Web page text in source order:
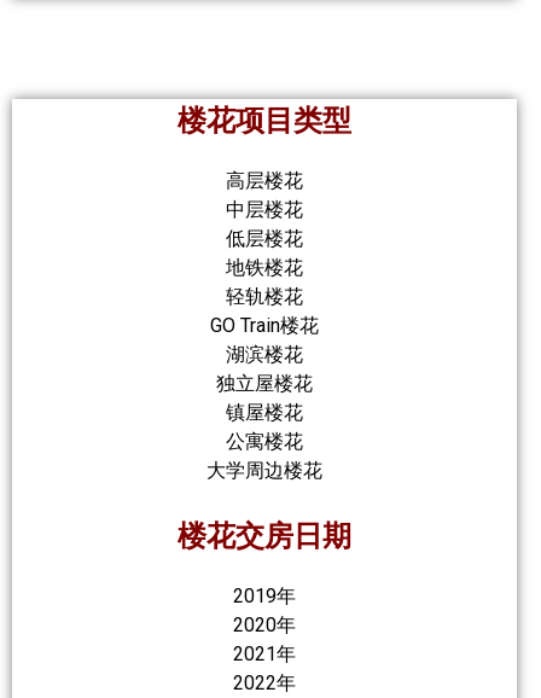
楼花项目类型
高层楼花
中层楼花
低层楼花
地铁楼花
轻轨楼花
GO Train楼花
湖滨楼花
独立屋楼花
镇屋楼花
公寓楼花
大学周边楼花
楼花交房日期
2019年
2020年
2021年
2022年